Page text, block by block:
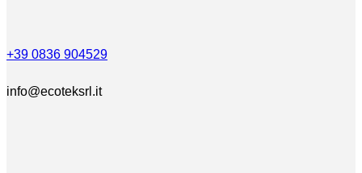
+39 0836 904529
info@ecoteksrl.it